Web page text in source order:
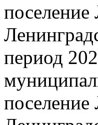
период